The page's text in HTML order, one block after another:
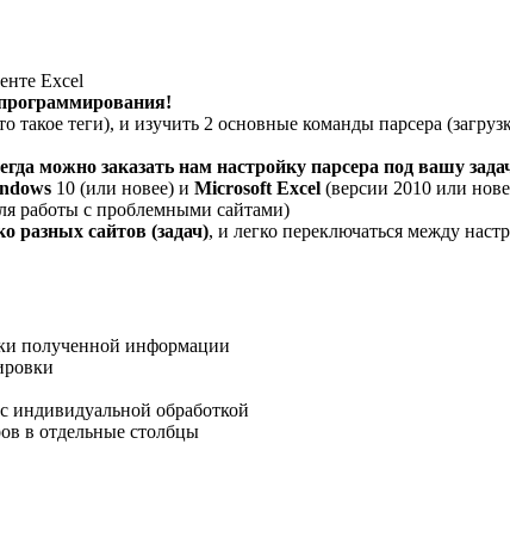
Excel
теги), и изучить 2 основные команды парсера
можно заказать нам настройку парсера под вашу
10 (или новее) и Microsoft Excel (версии 2010 или
работы с проблемными сайтами)
разных сайтов (задач), и легко переключаться между
полученной информации
индивидуальной обработкой
в отдельные столбцы